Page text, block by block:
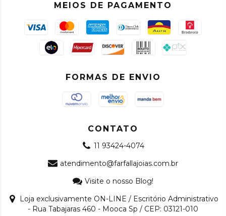
MEIOS DE PAGAMENTO
FORMAS DE ENVIO
CONTATO
11 93424-4074
atendimento@farfallajoias.com.br
Visite o nosso Blog!
Loja exclusivamente ON-LINE / Escritório Administrativo
- Rua Tabajaras 460 - Mooca Sp / CEP: 03121-010